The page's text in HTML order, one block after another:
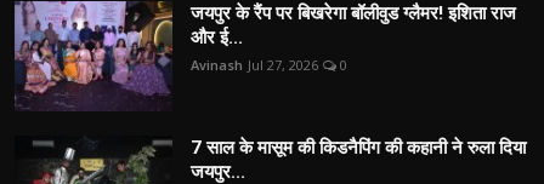
जयपुर के रैंप पर बिखरेगा बॉलीवुड ग्लैमर! इशिता राज
और ई...
Avinash Jul 27, 2026 0
7 साल के मासूम की किडनैपिंग की कहानी ने रुला दिया
जयपुर...